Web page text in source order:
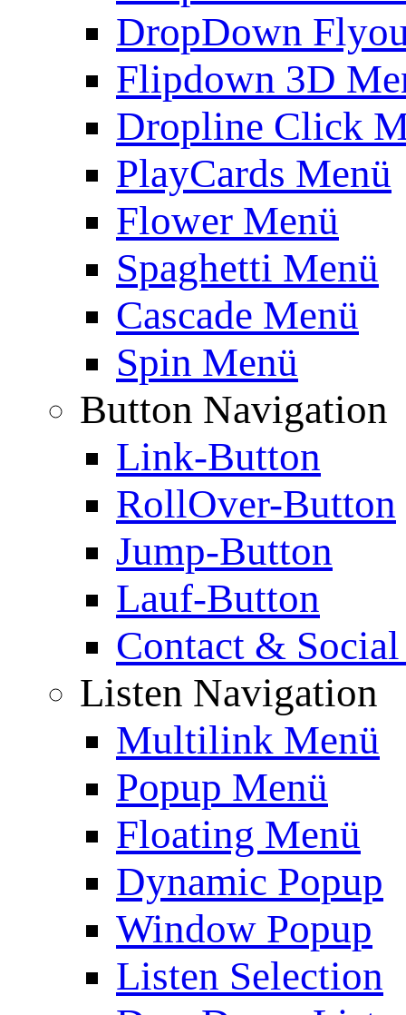
DropDown
Flipdown 3D
Dropline Click
PlayCards Menü
Flower Menü
Spaghetti Menü
Cascade Menü
Spin Menü
Button Navigation
Link-Button
RollOver-Button
Jump-Button
Lauf-Button
Contact &
Listen Navigation
Multilink Menü
Popup Menü
Floating Menü
Dynamic Popup
Window Popup
Listen Selection